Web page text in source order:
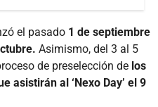
el pasado 1 de septiembre
Asimismo, del 3 al 5
de preselección de los
asistirán al ‘Nexo Day’ el 9